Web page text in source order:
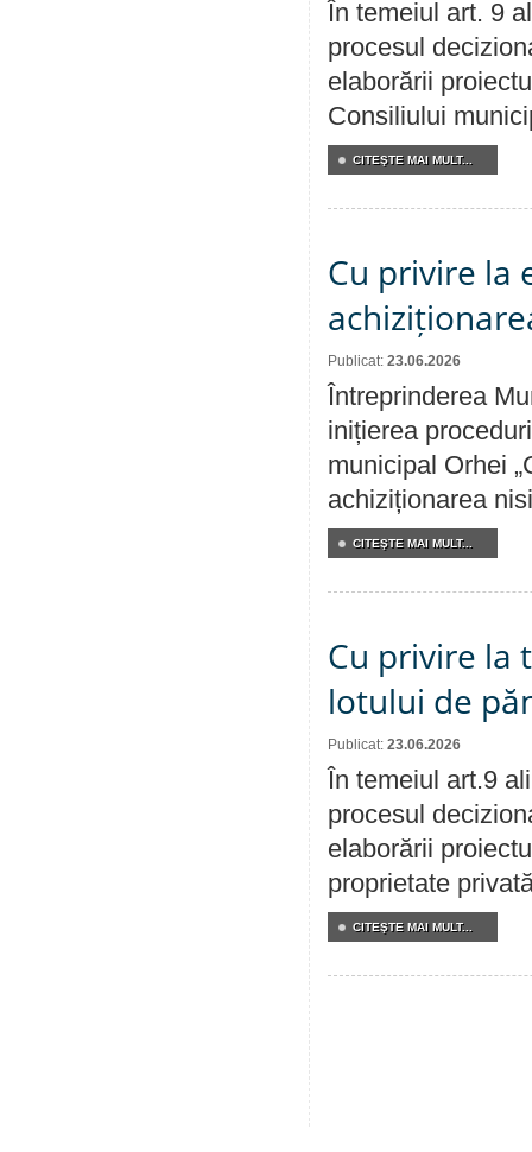
În temeiul art. 9
procesul
elaborării
Consiliului
CITEŞTE MAI MULT...
Cu privire la
Publicat: 23.06.2026
Întreprinderea
inițierea
municipal Orhei
achiziționarea
CITEŞTE MAI MULT...
Cu privire la
lotului de
Publicat: 23.06.2026
În temeiul art.9
procesul
elaborării
proprietate
CITEŞTE MAI MULT...